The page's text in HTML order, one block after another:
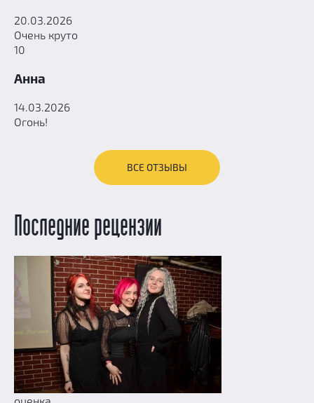
20.03.2026
Очень круто
10
Анна
14.03.2026
Огонь!
ВСЕ ОТЗЫВЫ
Последние рецензии